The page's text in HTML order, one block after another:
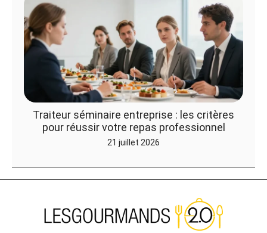
Traiteur séminaire entreprise : les critères
pour réussir votre repas professionnel
21 juillet 2026